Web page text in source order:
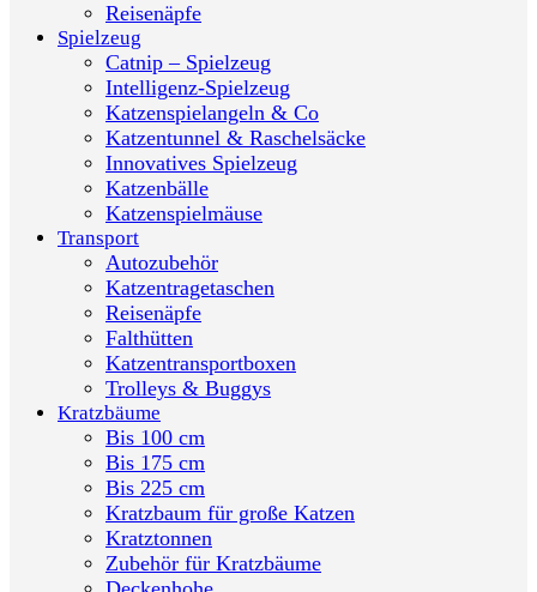
Reisenäpfe
Spielzeug
Catnip – Spielzeug
Intelligenz-Spielzeug
Katzenspielangeln & Co
Katzentunnel & Raschelsäcke
Innovatives Spielzeug
Katzenbälle
Katzenspielmäuse
Transport
Autozubehör
Katzentragetaschen
Reisenäpfe
Falthütten
Katzentransportboxen
Trolleys & Buggys
Kratzbäume
Bis 100 cm
Bis 175 cm
Bis 225 cm
Kratzbaum für große Katzen
Kratztonnen
Zubehör für Kratzbäume